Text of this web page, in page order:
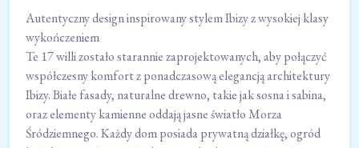
Autentyczny design inspirowany stylem Ibizy z wysokiej klasy
wykończeniem
Te 17 willi zostało starannie zaprojektowanych, aby połączyć
współczesny komfort z ponadczasową elegancją architektury
Ibizy. Białe fasady, naturalne drewno, takie jak sosna i sabina,
oraz elementy kamienne oddają jasne światło Morza
Śródziemnego. Każdy dom posiada prywatną działkę, ogród